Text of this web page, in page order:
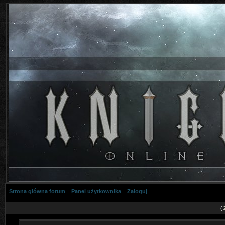
Strona główna forum Panel użytkownika Zaloguj
(